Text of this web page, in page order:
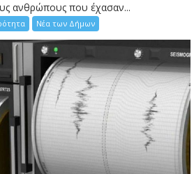
ανθρώπους που έχασαν...
Νέα των Δήμων